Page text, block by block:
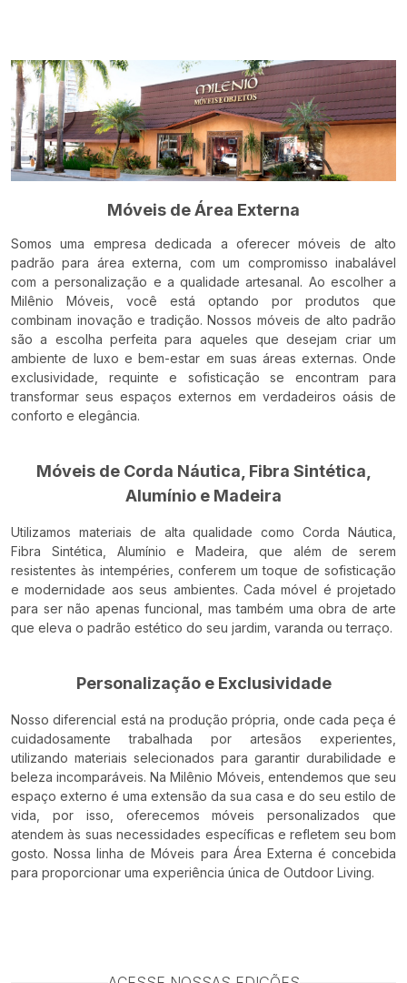
Móveis de Área Externa
Somos uma empresa dedicada a oferecer móveis de alto
padrão para área externa, com um compromisso inabalável
com a personalização e a qualidade artesanal. Ao escolher a
Milênio Móveis, você está optando por produtos que
combinam inovação e tradição. Nossos móveis de alto padrão
são a escolha perfeita para aqueles que desejam criar um
ambiente de luxo e bem-estar em suas áreas externas. Onde
exclusividade, requinte e sofisticação se encontram para
transformar seus espaços externos em verdadeiros oásis de
conforto e elegância.
Móveis de Corda Náutica, Fibra Sintética,
Alumínio e Madeira
Utilizamos materiais de alta qualidade como Corda Náutica,
Fibra Sintética, Alumínio e Madeira, que além de serem
resistentes às intempéries, conferem um toque de sofisticação
e modernidade aos seus ambientes. Cada móvel é projetado
para ser não apenas funcional, mas também uma obra de arte
que eleva o padrão estético do seu jardim, varanda ou terraço.
Personalização e Exclusividade
Nosso diferencial está na produção própria, onde cada peça é
cuidadosamente trabalhada por artesãos experientes,
utilizando materiais selecionados para garantir durabilidade e
beleza incomparáveis. Na Milênio Móveis, entendemos que seu
espaço externo é uma extensão da sua casa e do seu estilo de
vida, por isso, oferecemos móveis personalizados que
atendem às suas necessidades específicas e refletem seu bom
gosto. Nossa linha de Móveis para Área Externa é concebida
para proporcionar uma experiência única de Outdoor Living.